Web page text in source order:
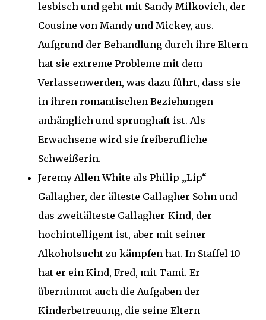
lesbisch und geht mit Sandy Milkovich, der
Cousine von Mandy und Mickey, aus.
Aufgrund der Behandlung durch ihre Eltern
hat sie extreme Probleme mit dem
Verlassenwerden, was dazu führt, dass sie
in ihren romantischen Beziehungen
anhänglich und sprunghaft ist. Als
Erwachsene wird sie freiberufliche
Schweißerin.
Jeremy Allen White als Philip „Lip“
Gallagher, der älteste Gallagher-Sohn und
das zweitälteste Gallagher-Kind, der
hochintelligent ist, aber mit seiner
Alkoholsucht zu kämpfen hat. In Staffel 10
hat er ein Kind, Fred, mit Tami. Er
übernimmt auch die Aufgaben der
Kinderbetreuung, die seine Eltern